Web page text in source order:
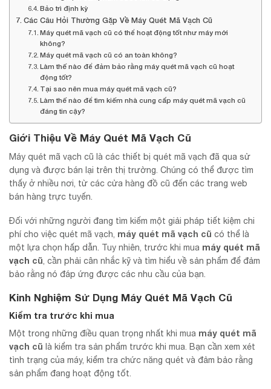
Bảo trì định kỳ
Các Câu Hỏi Thường Gặp Về Máy Quét Mã Vạch Cũ
Máy quét mã vạch cũ có thể hoạt động tốt như máy mới
không?
Máy quét mã vạch cũ có an toàn không?
Làm thế nào để đảm bảo rằng máy quét mã vạch cũ hoạt
động tốt?
Tại sao nên mua máy quét mã vạch cũ?
Làm thế nào để tìm kiếm nhà cung cấp máy quét mã vạch cũ
đáng tin cậy?
Giới Thiệu Về Máy Quét Mã Vạch Cũ
Máy quét mã vạch cũ là các thiết bị quét mã vạch đã qua sử
dụng và được bán lại trên thị trường. Chúng có thể được tìm
thấy ở nhiều nơi, từ các cửa hàng đồ cũ đến các trang web
bán hàng trực tuyến.
Đối với những người đang tìm kiếm một giải pháp tiết kiệm chi
phí cho việc quét mã vạch, máy quét mã vạch cũ có thể là
một lựa chọn hấp dẫn. Tuy nhiên, trước khi mua máy quét mã
vạch cũ , cần phải cân nhắc kỹ và tìm hiểu về sản phẩm để đảm
bảo rằng nó đáp ứng được các nhu cầu của bạn.
Kinh Nghiệm Sử Dụng Máy Quét Mã Vạch Cũ
Kiểm tra trước khi mua
Một trong những điều quan trọng nhất khi mua máy quét mã
vạch cũ là kiểm tra sản phẩm trước khi mua. Bạn cần xem xét
tình trạng của máy, kiểm tra chức năng quét và đảm bảo rằng
sản phẩm đang hoạt động tốt.